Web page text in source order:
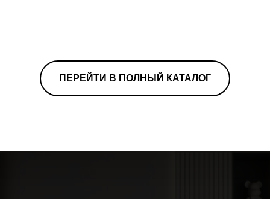
ПЕРЕЙТИ В ПОЛНЫЙ КАТАЛОГ